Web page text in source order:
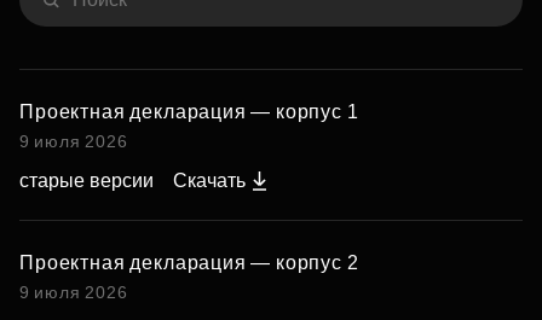
Проектная декларация — корпус 1
9 июля 2026
старые версии Скачать
Проектная декларация — корпус 2
9 июля 2026